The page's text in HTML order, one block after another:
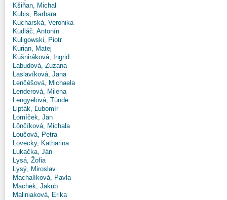
Kšiňan, Michal
Kubis, Barbara
Kucharská, Veronika
Kudláč, Antonín
Kuligowski, Piotr
Kurian, Matej
Kušniráková, Ingrid
Labudová, Zuzana
Laslavíková, Jana
Lenčéšová, Michaela
Lenderová, Milena
Lengyelová, Tünde
Lipták, Ľubomír
Lomíček, Jan
Lônčíková, Michala
Loučová, Petra
Lovecky, Katharina
Lukačka, Ján
Lysá, Žofia
Lysý, Miroslav
Machalíková, Pavla
Machek, Jakub
Maliniaková, Erika